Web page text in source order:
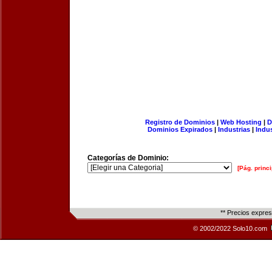
Registro de Dominios| Web Hosting |
Dominios Expirados | Industrias |
Categorías de Dominio:
[Pág.
** Precios
© 2002/2022 Solo10.com